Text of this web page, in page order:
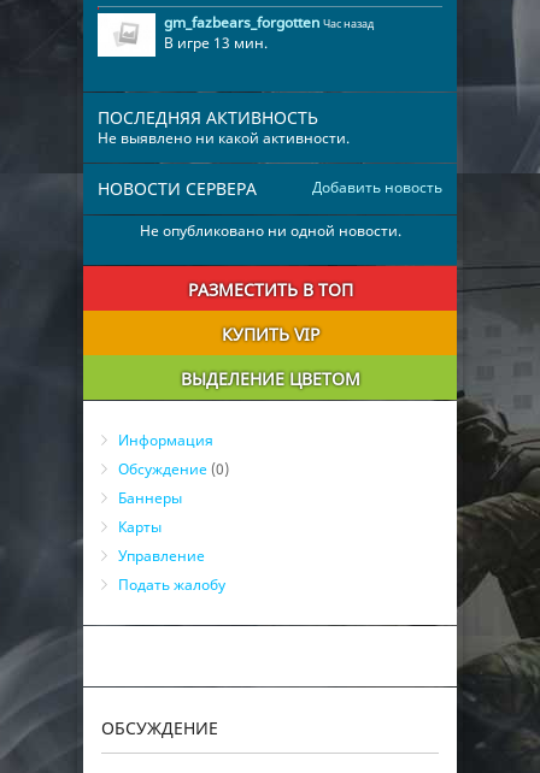
gm_fazbears_forgotten Час назад
В игре 13 мин.
ПОСЛЕДНЯЯ АКТИВНОСТЬ
Не выявлено ни какой активности.
Добавить новость
НОВОСТИ СЕРВЕРА
Не опубликовано ни одной новости.
РАЗМЕСТИТЬ В ТОП
КУПИТЬ VIP
ВЫДЕЛЕНИЕ ЦВЕТОМ
Информация
Обсуждение (0)
Баннеры
Карты
Управление
Подать жалобу
ОБСУЖДЕНИЕ